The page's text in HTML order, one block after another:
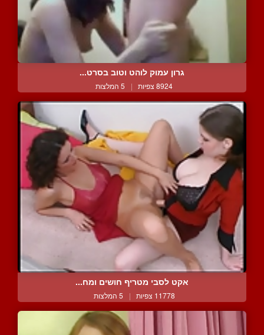
גרון עמוק לוהט וטוב בסרט...
8924 צפיות | 5 המלצות
אקט לסבי מטריף חושים ומח...
11778 צפיות | 5 המלצות